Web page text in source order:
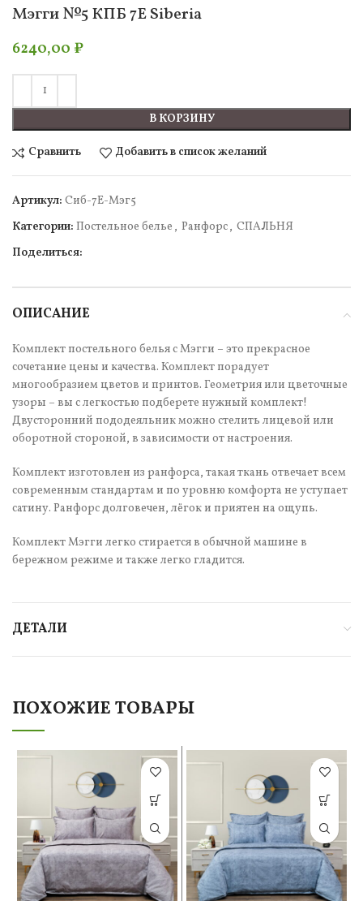
Мэгги №5 КПБ 7Е Siberia
6240,00 ₽
В КОРЗИНУ
Сравнить Добавить в список желаний
Артикул: Cиб-7Е-Мэг5
Категории: Постельное белье , Ранфорс, СПАЛЬНЯ
Поделиться:
ОПИСАНИЕ
Комплект постельного белья с Мэгги – это прекрасное
сочетание цены и качества. Комплект порадует
многообразием цветов и принтов. Геометрия или цветочные
узоры – вы с легкостью подберете нужный комплект!
Двусторонний пододеяльник можно стелить лицевой или
оборотной стороной, в зависимости от настроения.
Комплект изготовлен из ранфорса, такая ткань отвечает всем
современным стандартам и по уровню комфорта не уступает
сатину. Ранфорс долговечен, лёгок и приятен на ощупь.
Комплект Мэгги легко стирается в обычной машине в
бережном режиме и также легко гладится.
ДЕТАЛИ
ПОХОЖИЕ ТОВАРЫ